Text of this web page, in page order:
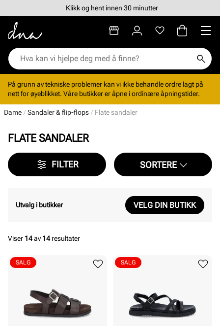
Klikk og hent innen 30 minutter
På grunn av tekniske problemer kan vi ikke behandle ordre lagt på
nett for øyeblikket. Våre butikker er åpne i ordinære åpningstider.
Dame Sandaler & flip-flops Flate sandaler
FLATE SANDALER
FILTER SORTERE
Utvalg i butikker VELG DIN BUTIKK
Viser 14av14resultater
SALG SALG